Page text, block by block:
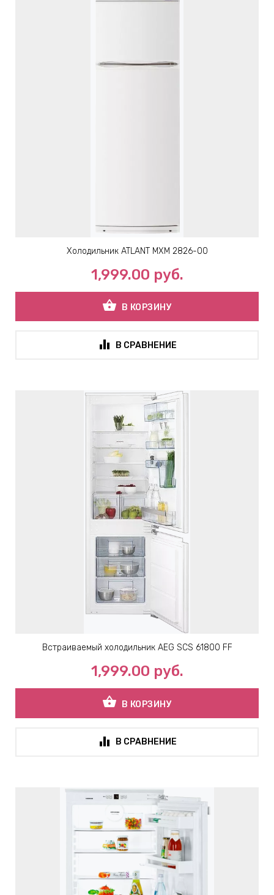
Холодильник ATLANT МХМ 2826-00
1,999.00 руб.
shopping_basket В КОРЗИНУ
В СРАВНЕНИЕ
Встраиваемый холодильник AEG SCS 61800 FF
1,999.00 руб.
shopping_basket В КОРЗИНУ
В СРАВНЕНИЕ